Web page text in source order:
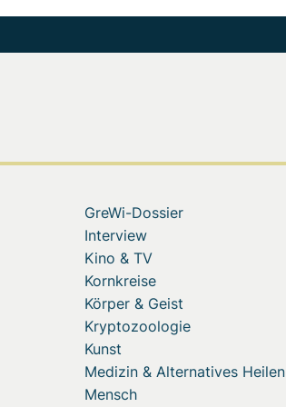
GreWi-Dossier
Interview
Kino & TV
Kornkreise
Körper & Geist
Kryptozoologie
Kunst
Medizin & Alternatives Heilen
Mensch